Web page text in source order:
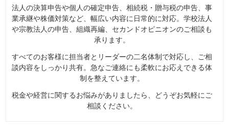
法人の決算申告や個人の確定申告、相続税・贈与税の申告、事
業承継や株価対策など、幅広い内容に日常的に対応。学校法人
や宗教法人の申告、組織再編、セカンドオピニオンのご相談も
承ります。
すべてのお客様に担当者とリーダーの二名体制で対応し、ご相
談内容をしっかり共有。急なご連絡にも柔軟にお応えできる体
制を整えています。
税金や経営に関するお悩みがありましたら、どうぞお気軽にご
相談ください。